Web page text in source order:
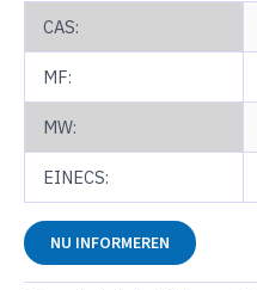
CAS:
MF:
MW:
EINECS:
NU INFORMEREN